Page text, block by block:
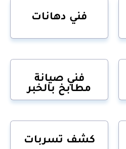
فني دهانات
فني صيانة
مطابخ بالخبر
كشف تسربات